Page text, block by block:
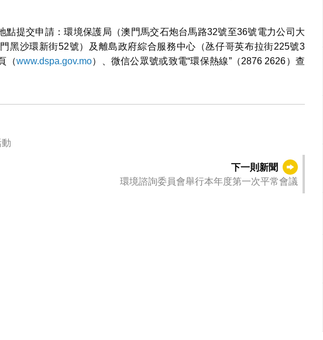
點提交申請：環境保護局（澳門馬交石炮台馬路32號至36號電力公司大
黑沙環新街52號）及離島政府綜合服務中心（氹仔哥英布拉街225號3
（www.dspa.gov.mo）、微信公眾號或致電“環保熱線”（2876 2626）查
下一則新聞
環境諮詢委員會舉行本年度第一次平常會議